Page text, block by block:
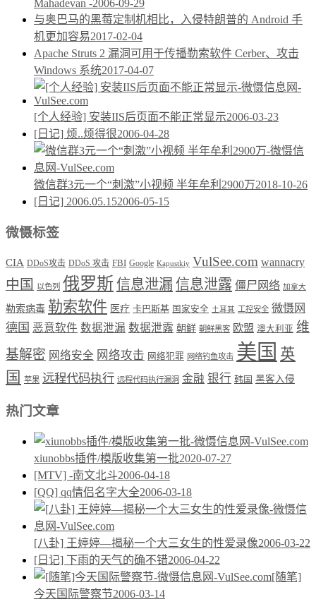
Mahadevan -2006-09-29
与奥巴马的黑莓定制机相比，入侵特朗普的 Android 手
机更加容易2017-02-04
Apache Struts 2 漏洞可用于传播勒索软件 Cerber、攻击
Windows 系统2017-04-07
[个人经验] 安装IIS后页面不能正常显示2006-03-23
[日记] 烦..烦得很2006-04-28
微信群3元一个“刺激”小视频 半年牟利2900万2018-10-26
[日记] 2006.05.152006-05-15
微慑标签
CIA DDoS攻击 DDoS 攻击 FBI Google Kapustkiy VulSee.com wannacry
中国 以色列 俄罗斯信息泄漏信息泄露 僵尸网络 加拿大
勒索病毒 勒索软件 医疗 卡巴斯基 国家安全 土耳其 工控安全 微慑网
德国 恶意软件 数据泄漏 数据泄露 朝鲜 朝鲜黑客 欧盟 澳大利亚 维
基解密 网络安全 网络攻击 网络犯罪 网络钓鱼攻击 美国 英
国
苹果 远程代码执行 远程代码执行漏洞 金融 银行 韩国 黑客入侵
热门文章
xiunobbs插件/模版收集第一批2020-07-27
[MTV] -南文北斗2006-04-18
[QQ] qq情侣名字大全2006-03-18
[八卦] 王婷婷—揭秘一个大三女生的性爱录像2006-03-22
[日记] 下雨的天气的确不错2006-04-22
[随笔]
今天国际警察节2006-03-14